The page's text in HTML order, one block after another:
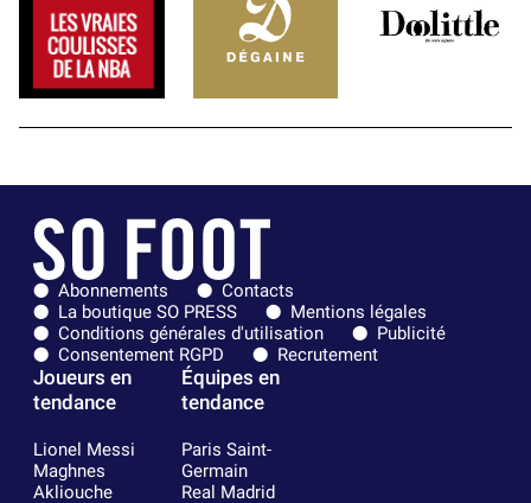
Abonnements
Contacts
La boutique SO PRESS
Mentions légales
Conditions générales d'utilisation
Publicité
Consentement RGPD
Recrutement
Joueurs en
tendance
Lionel Messi
Maghnes
Akliouche
Équipes en
tendance
Paris Saint-
Germain
Real Madrid